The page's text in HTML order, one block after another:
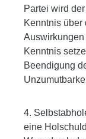
Partei wird
Kenntnis über
Kenntnis
Beendigung
4.
eine